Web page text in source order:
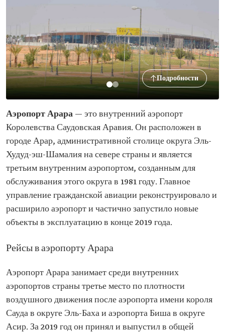
Подробности
Аэропорт Арара — это внутренний аэропорт
Королевства Саудовская Аравия. Он расположен в
городе Арар, административной столице округа Эль-
Худуд-эш-Шамалия на севере страны и является
третьим внутренним аэропортом, созданным для
обслуживания этого округа в 1981 году. Главное
управление гражданской авиации реконструировало и
расширило аэропорт и частично запустило новые
объекты в эксплуатацию в конце 2019 года.
Рейсы в аэропорту Арара
Аэропорт Арара занимает среди внутренних
аэропортов страны третье место по плотности
воздушного движения после аэропорта имени короля
Сауда в округе Эль-Баха и аэропорта Биша в округе
Асир. За 2019 год он принял и выпустил в общей